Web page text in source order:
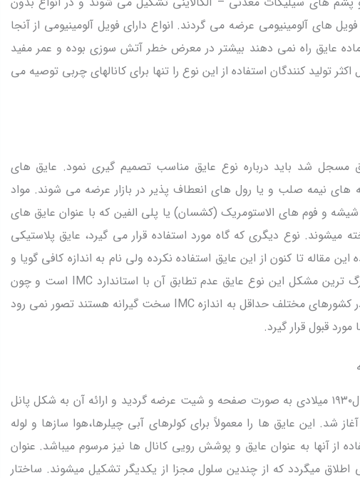
های آلومینیومی عرضه می گردند. انواع دارای فویل آلومینیومی از آنجا
عایق راه نمی دهند بیشتر در معرض خطر آتش سوزی بوده و عمر مفید
تولید کنندگان استفاده از این نوع را تنها برای کانالهای چربی توصیه می
مسجل شد باید درباره نوع عایق مناسب تصمیم گیری نمود. عایق های
نیمه صلب و یا رول های انعطاف پذیر در بازار عرضه می شوند. مواد
شیشه و فوم های الاستومریک (کشسان) یا پلی الفین که با عنوان عایق های
میشوند. نوع دیگری که گاه مورد استفاده قرار می گیرد، عایق پلاستیکی
مقاله تا کنون از این عایق استفاده نکرده ولی نام به اندازه کافی گویا و
بیانگر مشخصات آن می باشد. بزرگ ترین مشکل این نوع عایق عدم تطابق آن با استاندارد IMC است و چون
اکثر مقررات ملی ساختمان سازی در کشورهای مختلف حداقل به اندازه IMC سخت گیرانه هستند تصور نمی رود
قبول قرار گیرد.
این نوع عایق برای اولین بار در سال۱۹۳۰ میلادی به صورت صفحه و شیت عرضه گردید و ارائه آن به شکل پانل
از سال ۱۹۵۰ میلادی آغاز شد. این عایق ها را معمولاً برای کولرهای آبی چیلرها،هوا سازها و لوله
از آنها به عنوان عایق و پوشش رویی کانال ها نیز مرسوم میباشد. عنوان
اطلاق میگردد که از چندین سلول مجزا از یکدیگر تشکیل میشوند. ساختار